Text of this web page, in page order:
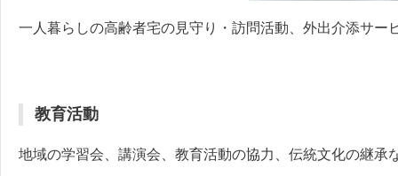
一人暮らしの高齢者宅の見守り・訪問活動、外出介添サ
教育活動
地域の学習会、講演会、教育活動の協力、伝統文化の継承